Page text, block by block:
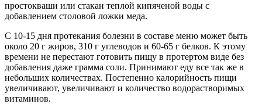
простокваши или стакан теплой кипяченой воды с
добавлением столовой ложки меда.
С 10-15 дня протекания болезни в составе меню может быть
около 20 г жиров, 310 г углеводов и 60-65 г белков. К этому
времени не перестают готовить пищу в протертом виде без
добавления даже грамма соли. Принимают еду все так же в
небольших количествах. Постепенно калорийность пищи
увеличивают, увеличивают и количество водорастворимых
витаминов.